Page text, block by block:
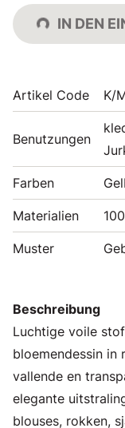
IN DEN
Artikel Code K/
Benutzungen
Farben
Materialien
Muster
Beschreibung
Luchtige voile
bloemendessin in
vallende en
elegante
blouses, rokken,